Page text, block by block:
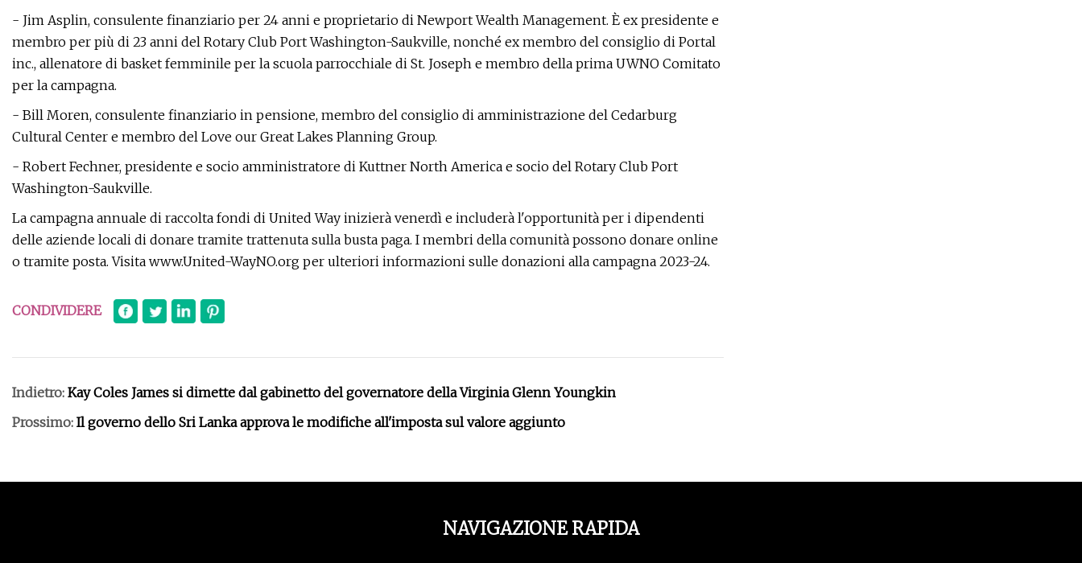
- Jim Asplin, consulente finanziario per 24 anni e proprietario di Newport Wealth Management. È ex presidente e
membro per più di 23 anni del Rotary Club Port Washington-Saukville, nonché ex membro del consiglio di Portal
inc., allenatore di basket femminile per la scuola parrocchiale di St. Joseph e membro della prima UWNO Comitato
per la campagna.
- Bill Moren, consulente finanziario in pensione, membro del consiglio di amministrazione del Cedarburg
Cultural Center e membro del Love our Great Lakes Planning Group.
- Robert Fechner, presidente e socio amministratore di Kuttner North America e socio del Rotary Club Port
Washington-Saukville.
La campagna annuale di raccolta fondi di United Way inizierà venerdì e includerà l'opportunità per i dipendenti
delle aziende locali di donare tramite trattenuta sulla busta paga. I membri della comunità possono donare online
o tramite posta. Visita www.United-WayNO.org per ulteriori informazioni sulle donazioni alla campagna 2023-24.
CONDIVIDERE
Indietro: Kay Coles James si dimette dal gabinetto del governatore della Virginia Glenn Youngkin
Prossimo: Il governo dello Sri Lanka approva le modifiche all'imposta sul valore aggiunto
NAVIGAZIONE RAPIDA